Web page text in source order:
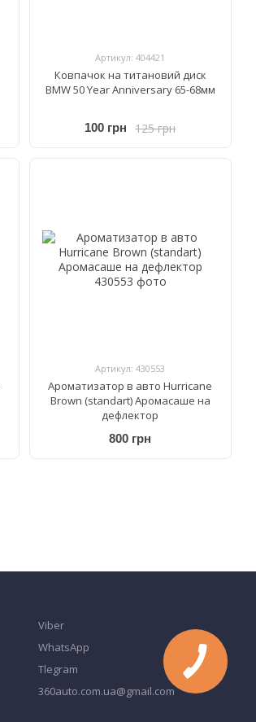
Артикул: 404421
Ковпачок на титановий диск
BMW 50 Year Anniversary 65-68мм
125 грн
100 грн
Артикул: 430553
Ароматизатор в авто Hurricane
Brown (standart) Аромасаше на
дефлектор
800 грн
Viber
WhatsApp
Tlegram
360auto.com.ua@gmail.com